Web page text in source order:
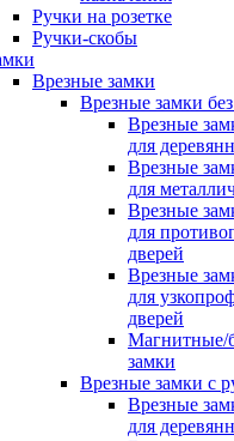
Ручки на розетке
Ручки-скобы
Врезные замки
Врезные замки
Врезные
для
Врезные
для
Врезные
для
дверей
Врезные
для
дверей
Магнитные/
замки
Врезные замки с
Врезные
для